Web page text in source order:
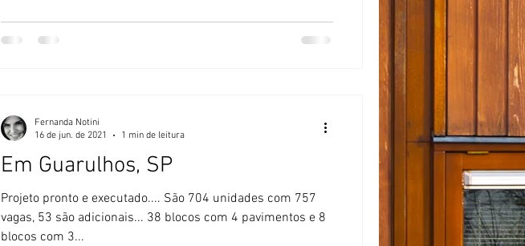
Em Guarulhos, SP
Projeto pronto e executado.... São 704 unidades com 757
vagas, 53 são adicionais... 38 blocos com 4 pavimentos e 8
blocos com 3...
Fernanda Notini
16 de jun. de 2021
1 min de leitura